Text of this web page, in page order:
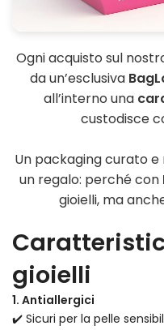
Ogni acquisto sul
da un’esclusiva
all’interno una
custodisce
Un packaging curato
un regalo: perché con
gioielli, ma
gioielli
1. Antiallergici
✔️ Sicuri per la pelle